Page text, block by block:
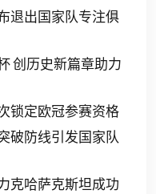
退出国家队专注俱
创历史新篇章助力
锁定欧冠参赛资格
破防线引发国家队
克哈萨克斯坦成功